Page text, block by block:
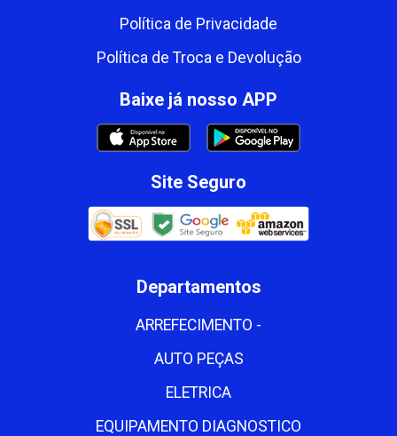
Política de Privacidade
Política de Troca e Devolução
Baixe já nosso APP
Site Seguro
Departamentos
ARREFECIMENTO -
AUTO PEÇAS
ELETRICA
EQUIPAMENTO DIAGNOSTICO